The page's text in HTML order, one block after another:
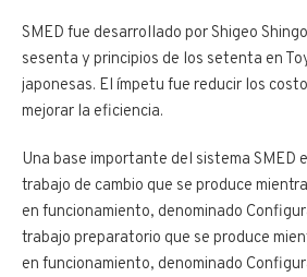
SMED fue desarrollado por Shigeo
sesenta y principios de los setenta en
japonesas. El ímpetu fue reducir los
mejorar la eficiencia.
Una base importante del sistema SMED
trabajo de cambio que se produce
en funcionamiento, denominado
trabajo preparatorio que se produce
en funcionamiento, denominado